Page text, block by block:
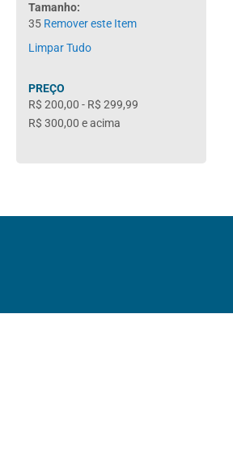
Tamanho
35 Remover este Item
Limpar Tudo
PREÇO
R$ 200,00 - R$ 299,99
R$ 300,00 e acima